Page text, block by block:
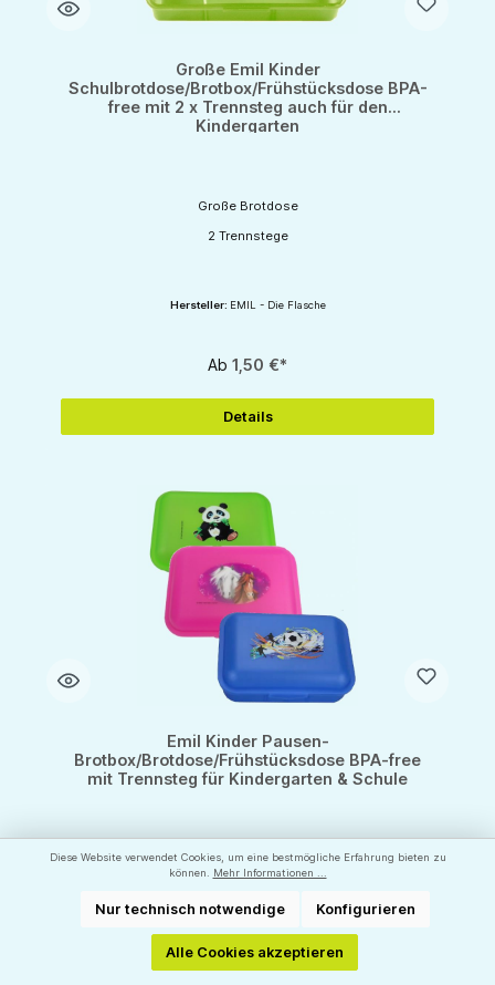
Große Emil Kinder
Schulbrotdose/Brotbox/Frühstücksdose BPA-
free mit 2 x Trennsteg auch für den
Kindergarten
Große Brotdose
2 Trennstege
Hersteller: EMIL - Die Flasche
Ab 1,50 €*
Details
Emil Kinder Pausen-
Brotbox/Brotdose/Frühstücksdose BPA-free
mit Trennsteg für Kindergarten & Schule
Brotdose mit Trennsteg
Hersteller:EMIL - Die Flasche
Diese Website verwendet Cookies, um eine bestmögliche Erfahrung bieten zu
können.
Mehr Informationen ...
Nur technisch notwendige Konfigurieren
Alle Cookies akzeptieren